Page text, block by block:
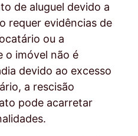
de aluguel devido a
requer evidências de
ou a
o imóvel não é
devido ao excesso
a rescisão
pode acarretar